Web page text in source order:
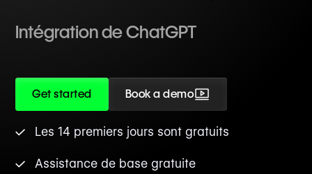
Intégration de ChatGPT
Get started Book a demo
Les 14 premiers jours sont gratuits
Assistance de base gratuite